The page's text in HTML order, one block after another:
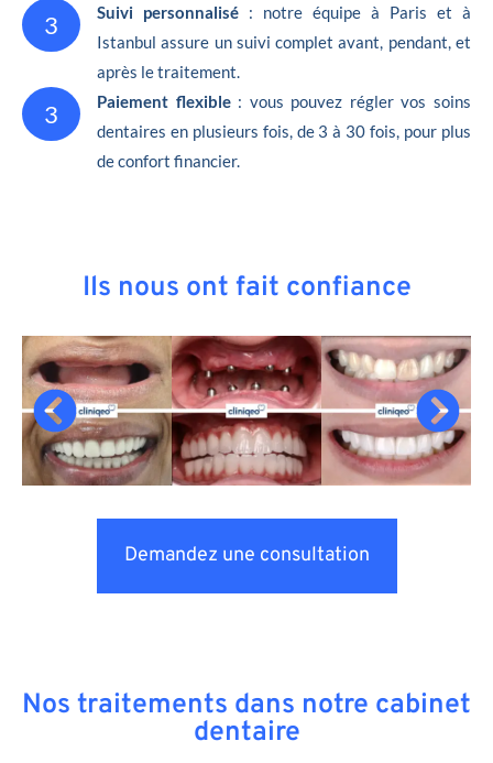
3 Suivi personnalisé : notre équipe à Paris et à
Istanbul assure un suivi complet avant, pendant, et
après le traitement.
3 Paiement flexible: vous pouvez régler vos soins
dentaires en plusieurs fois, de 3 à 30 fois, pour plus
de confort financier.
Ils nous ont fait confiance
Demandez une consultation
Nos traitements dans notre cabinet
dentaire